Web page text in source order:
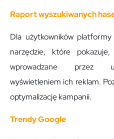
Raport wyszukiwanych
Dla użytkowników
narzędzie, które
wprowadzane przez
wyświetleniem ich reklam.
optymalizację kampanii.
Trendy Google